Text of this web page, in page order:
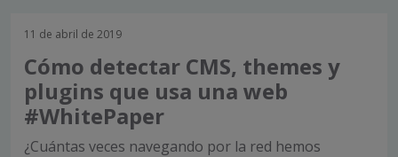
11 de abril de 2019
Cómo detectar CMS, themes y
plugins que usa una web
#WhitePaper
¿Cuántas veces navegando por la red hemos